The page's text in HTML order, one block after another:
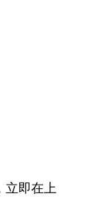
立即在上